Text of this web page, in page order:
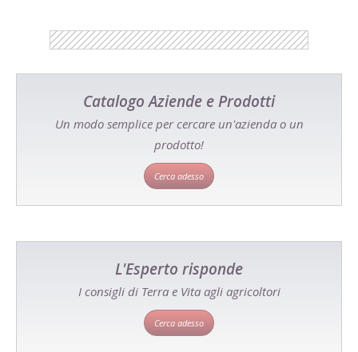
Catalogo Aziende e Prodotti
Un modo semplice per cercare un'azienda o un
prodotto!
Cerca adesso
L'Esperto risponde
I consigli di Terra e Vita agli agricoltori
Cerca adesso